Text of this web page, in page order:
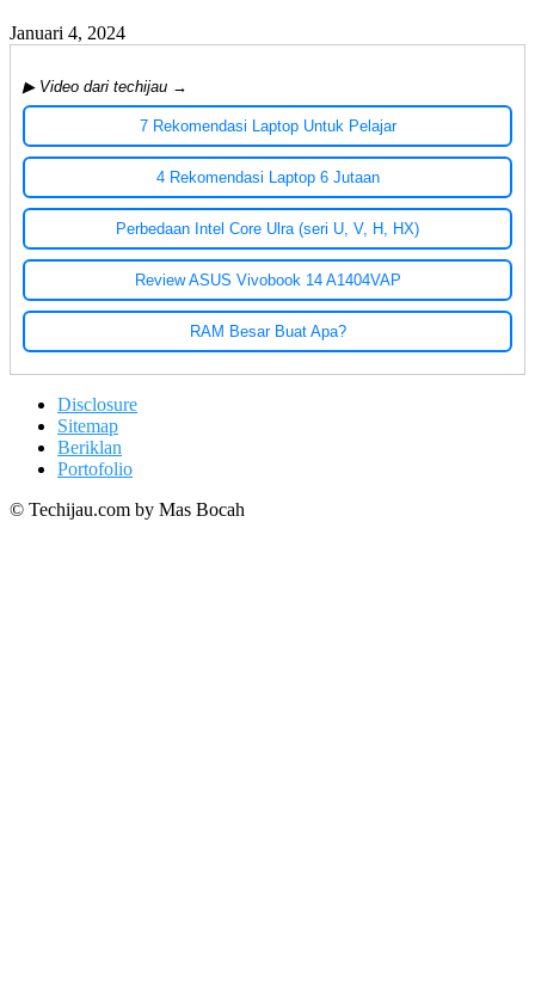
Januari 4, 2024
▶ Video dari techijau →
7 Rekomendasi Laptop Untuk Pelajar
4 Rekomendasi Laptop 6 Jutaan
Perbedaan Intel Core Ulra (seri U, V, H, HX)
Review ASUS Vivobook 14 A1404VAP
RAM Besar Buat Apa?
Disclosure
Sitemap
Beriklan
Portofolio
© Techijau.com by Mas Bocah